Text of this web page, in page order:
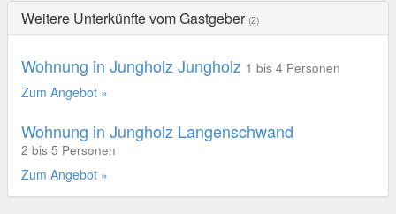
Weitere Unterkünfte vom Gastgeber (2)
Wohnung in Jungholz Jungholz 1 bis 4 Personen
Zum Angebot »
Wohnung in Jungholz Langenschwand
2 bis 5 Personen
Zum Angebot »